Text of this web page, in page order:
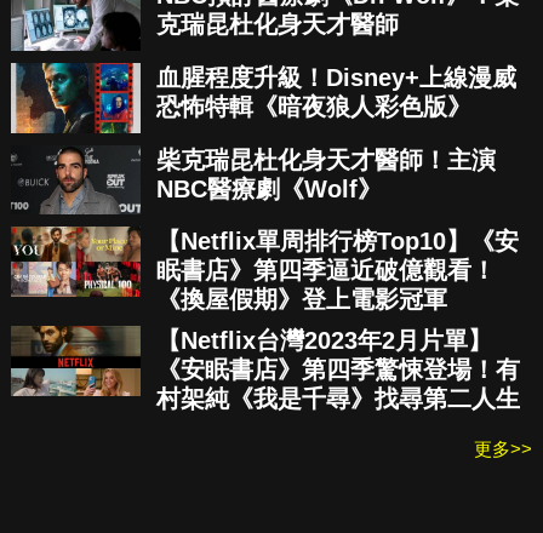
克瑞昆杜化身天才醫師
血腥程度升級！Disney+上線漫威
恐怖特輯《暗夜狼人彩色版》
柴克瑞昆杜化身天才醫師！主演
NBC醫療劇《Wolf》
【Netflix單周排行榜Top10】《安
眠書店》第四季逼近破億觀看！
《換屋假期》登上電影冠軍
【Netflix台灣2023年2月片單】
《安眠書店》第四季驚悚登場！有
村架純《我是千尋》找尋第二人生
更多>>